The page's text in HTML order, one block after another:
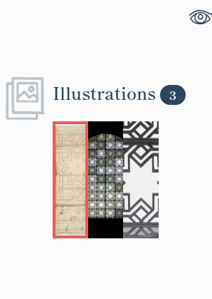
Illustrations 3